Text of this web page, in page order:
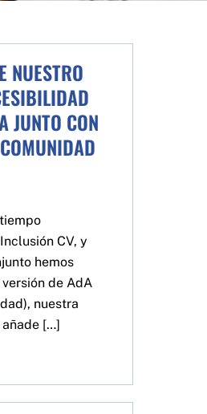
NUESTRO
JUNTO CON
CV, y
hemos
de AdA
nuestra
[…]